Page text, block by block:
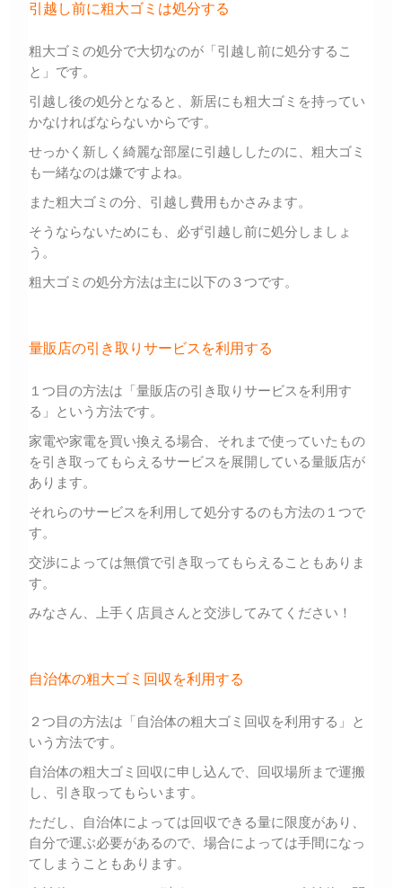
引越し前に粗大ゴミは処分する
粗大ゴミの処分で大切なのが「引越し前に処分するこ
と」です。
引越し後の処分となると、新居にも粗大ゴミを持ってい
かなければならないからです。
せっかく新しく綺麗な部屋に引越ししたのに、粗大ゴミ
も一緒なのは嫌ですよね。
また粗大ゴミの分、引越し費用もかさみます。
そうならないためにも、必ず引越し前に処分しましょ
う。
粗大ゴミの処分方法は主に以下の３つです。
量販店の引き取りサービスを利用する
１つ目の方法は「量販店の引き取りサービスを利用す
る」という方法です。
家電や家電を買い換える場合、それまで使っていたもの
を引き取ってもらえるサービスを展開している量販店が
あります。
それらのサービスを利用して処分するのも方法の１つで
す。
交渉によっては無償で引き取ってもらえることもありま
す。
みなさん、上手く店員さんと交渉してみてください！
自治体の粗大ゴミ回収を利用する
２つ目の方法は「自治体の粗大ゴミ回収を利用する」と
いう方法です。
自治体の粗大ゴミ回収に申し込んで、回収場所まで運搬
し、引き取ってもらいます。
ただし、自治体によっては回収できる量に限度があり、
自分で運ぶ必要があるので、場合によっては手間になっ
てしまうこともあります。